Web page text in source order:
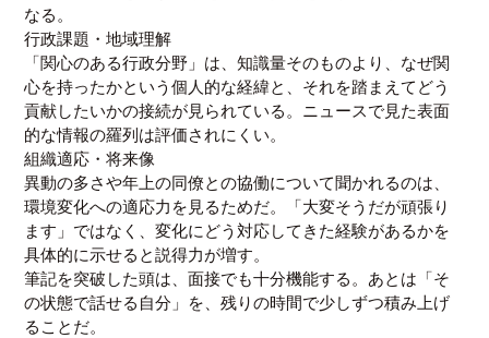
なる。
行政課題・地域理解
「関心のある行政分野」は、知識量そのものより、なぜ関
心を持ったかという個人的な経緯と、それを踏まえてどう
貢献したいかの接続が見られている。ニュースで見た表面
的な情報の羅列は評価されにくい。
組織適応・将来像
異動の多さや年上の同僚との協働について聞かれるのは、
環境変化への適応力を見るためだ。「大変そうだが頑張り
ます」ではなく、変化にどう対応してきた経験があるかを
具体的に示せると説得力が増す。
筆記を突破した頭は、面接でも十分機能する。あとは「そ
の状態で話せる自分」を、残りの時間で少しずつ積み上げ
ることだ。